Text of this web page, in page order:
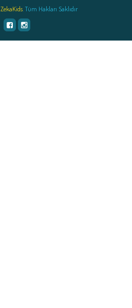
ZekaKids. Tüm Hakları Saklıdır